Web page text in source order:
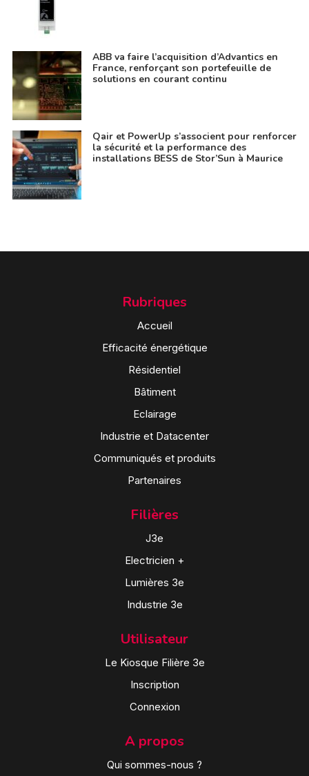
ABB va faire l’acquisition d’Advantics en
France, renforçant son portefeuille de
solutions en courant continu
Qair et PowerUp s’associent pour renforcer
la sécurité et la performance des
installations BESS de Stor’Sun à Maurice
Rubriques
Accueil
Efficacité énergétique
Résidentiel
Bâtiment
Eclairage
Industrie et Datacenter
Communiqués et produits
Partenaires
Filières
J3e
Electricien +
Lumières 3e
Industrie 3e
Utilisateur
Le Kiosque Filière 3e
Inscription
Connexion
A propos
Qui sommes-nous ?